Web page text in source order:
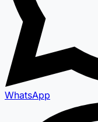
WhatsApp